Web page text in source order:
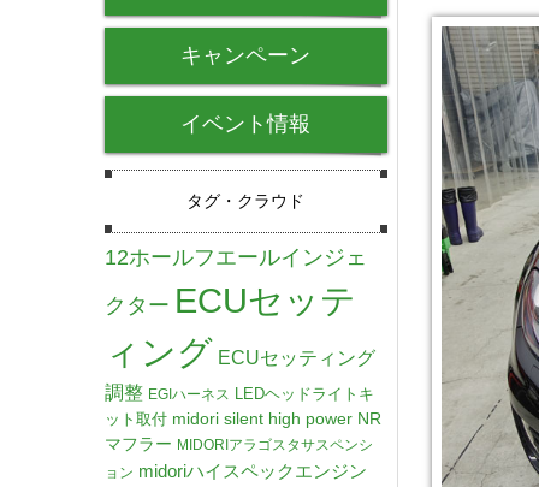
キャンペーン
イベント情報
タグ・クラウド
12ホールフエールインジェ
クター ECUセッテ
ィング ECUセッティング
調整 EGIハーネス LEDヘッドライトキ
ット取付 midori silent high power NR
マフラー MIDORIアラゴスタサスペンシ
ョン midoriハイスペックエンジン